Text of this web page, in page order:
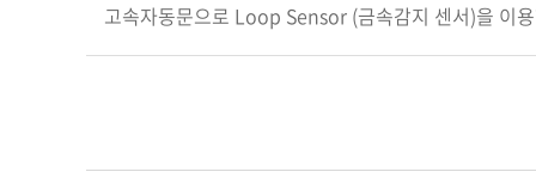
고속자동문으로 Loop Sensor (금속감지 센서)을 이